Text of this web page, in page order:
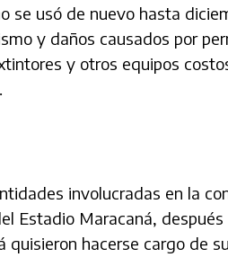
se usó de nuevo hasta
y daños causados por
y otros equipos
involucradas en la
Estadio Maracaná, después
hacerse cargo de